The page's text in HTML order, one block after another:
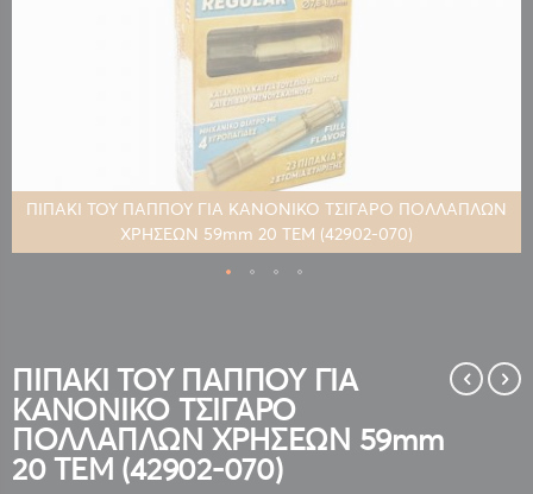
ΠΙΠΑΚΙ ΤΟΥ ΠΑΠΠΟΥ ΓΙΑ ΚΑΝΟΝΙΚΟ ΤΣΙΓΑΡΟ ΠΟΛΛΑΠΛΩΝ
ΧΡΗΣΕΩΝ 59mm 20 ΤΕΜ (42902-070)
της
συλλογής
εικόνων
ΠΙΠΑΚΙ ΤΟΥ ΠΑΠΠΟΥ ΓΙΑ
ΚΑΝΟΝΙΚΟ ΤΣΙΓΑΡΟ
ΠΟΛΛΑΠΛΩΝ ΧΡΗΣΕΩΝ 59mm
20 ΤΕΜ (42902-070)